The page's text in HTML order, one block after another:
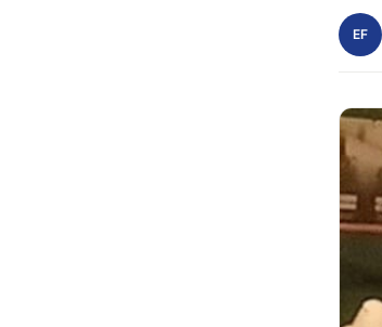
EF